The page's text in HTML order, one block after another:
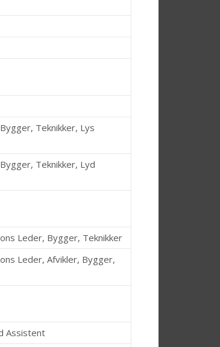
Teknikker, Lys
Teknikker, Lyd
Leder, Bygger, Teknikker
Leder, Afvikler, Bygger,
Assistent